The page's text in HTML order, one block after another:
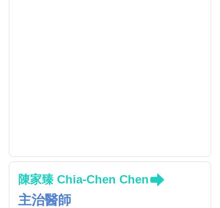
陳家臻 Chia-Chen Chen
主治醫師